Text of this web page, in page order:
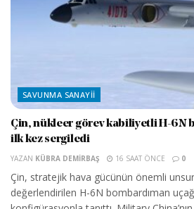
SAVUNMA SANAYII
Çin, nükleer görev kabiliyetli H-6N
ilk kez sergiledi
YAZAN KÜBRA DEMIRBAŞ 16 SAAT ÖNCE 0
Çin, stratejik hava gücünün önemli
değerlendirilen H-6N bombardıman